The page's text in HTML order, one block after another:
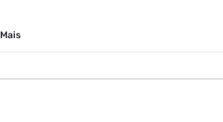
Mais